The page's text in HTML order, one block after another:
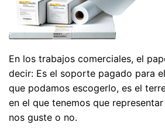
En los trabajos comerciales, el
decir: Es el soporte pagado para
que podamos escogerlo, es el
en el que tenemos que
nos guste o no.